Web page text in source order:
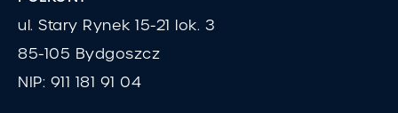
ul. Stary Rynek 15-21 lok. 3
85-105 Bydgoszcz
NIP: 911 181 91 04